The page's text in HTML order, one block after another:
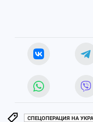
СПЕЦОПЕРАЦИЯ НА